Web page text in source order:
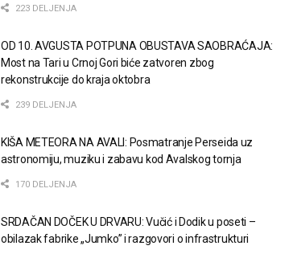
223 DELJENJA
OD 10. AVGUSTA POTPUNA OBUSTAVA SAOBRAĆAJA:
Most na Tari u Crnoj Gori biće zatvoren zbog
rekonstrukcije do kraja oktobra
239 DELJENJA
KIŠA METEORA NA AVALI: Posmatranje Perseida uz
astronomiju, muziku i zabavu kod Avalskog tornja
170 DELJENJA
SRDAČAN DOČEK U DRVARU: Vučić i Dodik u poseti –
obilazak fabrike „Jumko” i razgovori o infrastrukturi